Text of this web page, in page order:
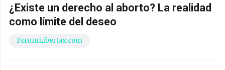
¿Existe un derecho al aborto? La realidad
como límite del deseo
ForumLibertas.com